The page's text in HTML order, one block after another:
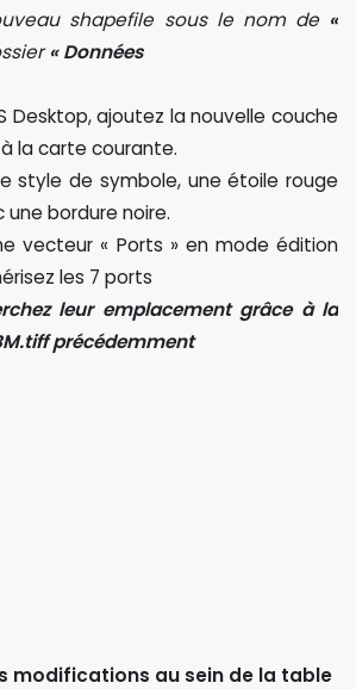
shapefile sous le nom de «
« Données
Desktop, ajoutez la nouvelle couche
à la carte courante.
style de symbole, une étoile rouge
bordure noire.
vecteur « Ports » en mode édition
les 7 ports
leur emplacement grâce à la
précédemment
modifications au sein de la table